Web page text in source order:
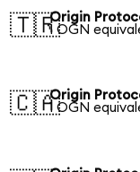
🇹🇷Origin
1 OGN
🇨🇦Origin
1 OGN